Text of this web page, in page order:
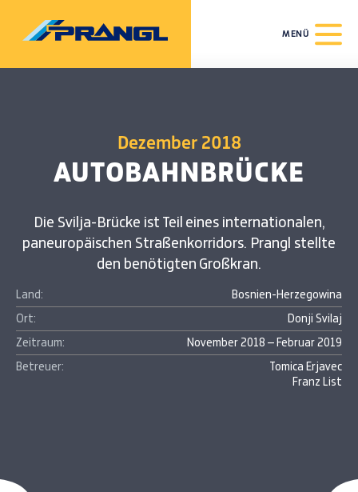
MENÜ
Dezember 2018
AUTOBAHNBRÜCKE
Die Svilja-Brücke ist Teil eines internationalen,
paneuropäischen Straßenkorridors. Prangl stellte
den benötigten Großkran.
Land:
Bosnien-Herzegowina
Ort:
Donji Svilaj
Zeitraum:
November 2018 – Februar 2019
Betreuer:
Tomica Erjavec
Franz List